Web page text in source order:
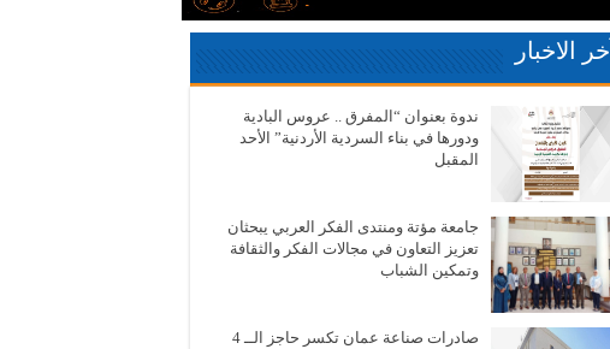
آخر الاخبار
ندوة بعنوان “المفرق .. عروس البادية
ودورها في بناء السردية الأردنية” الأحد
المقبل
جامعة مؤتة ومنتدى الفكر العربي يبحثان
تعزيز التعاون في مجالات الفكر والثقافة
وتمكين الشباب
صادرات صناعة عمان تكسر حاجز الــ 4